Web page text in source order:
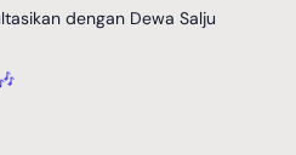
dengan Dewa Salju